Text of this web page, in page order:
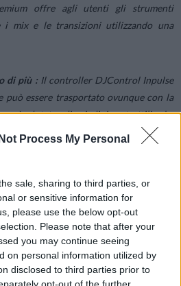
Process My Personal
sale, sharing to third parties, or
or sensitive information for
please use the below opt-out
Please note that after your
you may continue seeing
on personal information utilized by
disclosed to third parties prior to
opt-out of the further
offre agli utenti gli strumenti
i mix e le transizioni utilizzando una
di più : Il controller DJControl Inpulse
può essere trasportato ovunque con la
è dotato di piedini retrattili che
sotto il controller e di proteggerlo da
:Ogni fader incluso e già installato
Premium, scorre su 2 binari per un
fluido rispetto ai fader di serie del
a doppio binario sono costruiti per
possiate concentrarvi sulla vostra